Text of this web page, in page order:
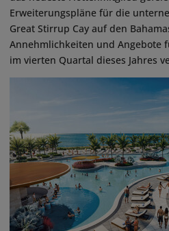
Erweiterungspläne für die
Great Stirrup Cay auf den
Annehmlichkeiten und Angebote
im vierten Quartal dieses Jahres